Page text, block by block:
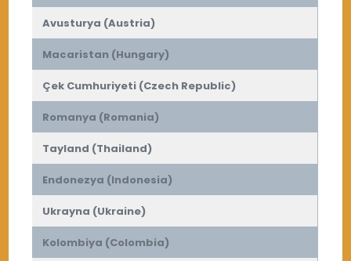
Avusturya (Austria)
Macaristan (Hungary)
Çek Cumhuriyeti (Czech Republic)
Romanya (Romania)
Tayland (Thailand)
Endonezya (Indonesia)
Ukrayna (Ukraine)
Kolombiya (Colombia)